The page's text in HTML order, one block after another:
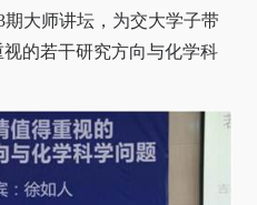
期大师讲坛，为交大学子带
的若干研究方向与化学科